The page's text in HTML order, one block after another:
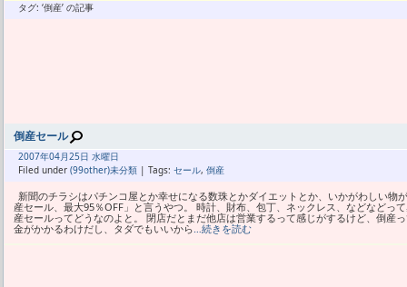
タグ: ‘倒産’ の記事
倒産セール
2007年04月25日 水曜日
Filed under (99other)未分類 | Tags: セール, 倒産
新聞のチラシはパチンコ屋とか幸せになる数珠とかダイエットとか、いかがわしい物
産セール、最大95％OFF」と言うやつ。 時計、財布、包丁、ネックレス、などなどっ
産セールってどうなのよと。 閉店だとまだ他店は営業するって感じがするけど、倒産
金がかかるわけだし、タダでもいいから…続きを読む